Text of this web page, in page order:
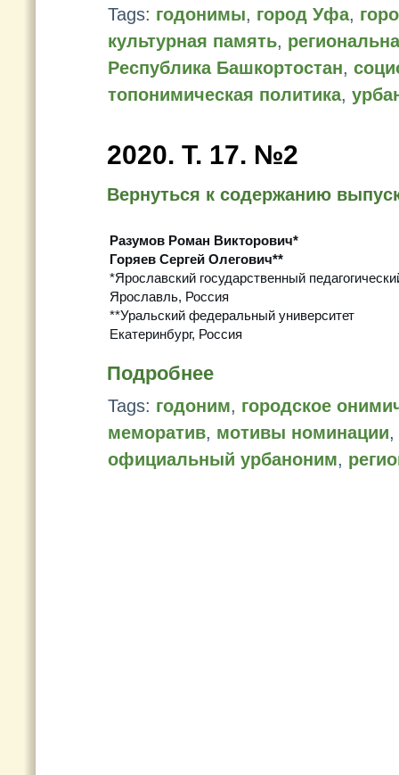
Tags: годонимы, город Уфа,
культурная память,
Республика Башкортостан,
топонимическая политика,
2020. Т. 17. №2
Вернуться к содержанию
Разумов Роман Викторович*
Горяев Сергей Олегович**
*Ярославский государственный
Ярославль, Россия
**Уральский федеральный университет
Екатеринбург, Россия
Подробнее
Tags: годоним, городское
меморатив, мотивы номинации,
официальный урбаноним,